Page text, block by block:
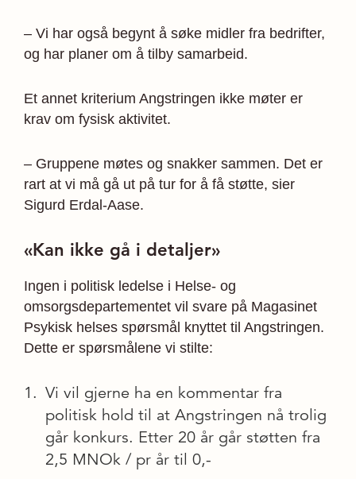
– Vi har også begynt å søke midler fra bedrifter,
og har planer om å tilby samarbeid.
Et annet kriterium Angstringen ikke møter er
krav om fysisk aktivitet.
– Gruppene møtes og snakker sammen. Det er
rart at vi må gå ut på tur for å få støtte, sier
Sigurd Erdal-Aase.
«Kan ikke gå i detaljer»
Ingen i politisk ledelse i Helse- og
omsorgsdepartementet vil svare på Magasinet
Psykisk helses spørsmål knyttet til Angstringen.
Dette er spørsmålene vi stilte:
Vi vil gjerne ha en kommentar fra
politisk hold til at Angstringen nå trolig
går konkurs. Etter 20 år går støtten fra
2,5 MNOk / pr år til 0,-